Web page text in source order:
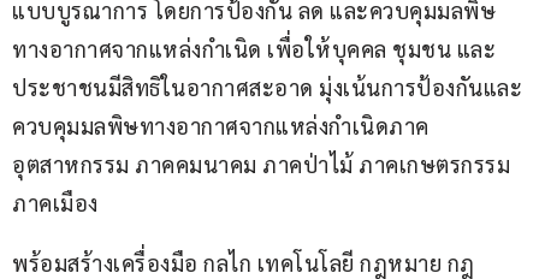
แบบบูรณาการ โดยการป้องกัน ลด และควบคุมมลพิษ
ทางอากาศจากแหล่งกำเนิด เพื่อให้บุคคล ชุมชน และ
ประชาชนมีสิทธิในอากาศสะอาด มุ่งเน้นการป้องกันและ
ควบคุมมลพิษทางอากาศจากแหล่งกำเนิดภาค
อุตสาหกรรม ภาคคมนาคม ภาคป่าไม้ ภาคเกษตรกรรม
ภาคเมือง
พร้อมสร้างเครื่องมือ กลไก เทคโนโลยี กฎหมาย กฎ